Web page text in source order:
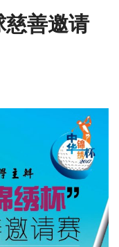
善邀请